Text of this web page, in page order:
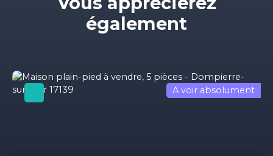
également
A voir absolument